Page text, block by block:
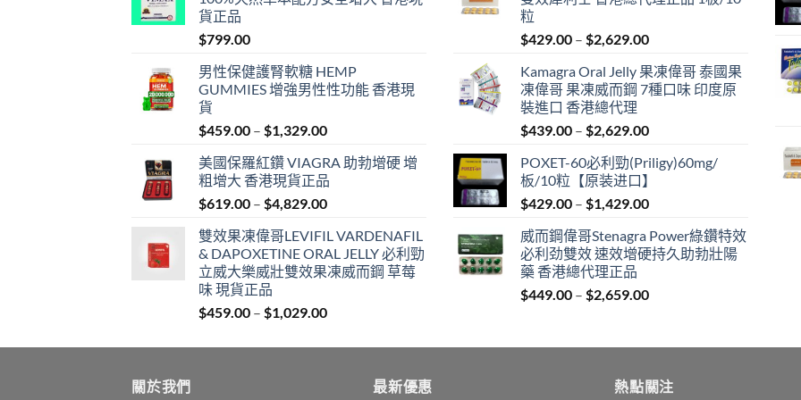
貨正品
$799.00
男性保健護腎軟糖 HEMP
GUMMIES 增強男性性功能 香港現
貨
$459.00 – $1,329.00Price
$459.00
through
$1,329.00
美國保羅紅鑽 VIAGRA 助勃增硬 增
粗增大 香港現貨正品
$619.00 – $4,829.00Price
$619.00
through
$4,829.00
雙效果凍偉哥LEVIFIL VARDENAFIL
& DAPOXETINE ORAL JELLY 必利勁
立威大樂威壯雙效果凍威而鋼 草莓
味 現貨正品
$459.00 – $1,029.00Price
$459.00
$1,029.00
粒
$429.00 – $2,629.00Price
$429.00
through
Kamagra Oral Jelly 果凍偉哥 泰國果
凍偉哥 果凍威而鋼 7種口味 印度原
裝進口 香港總代理
$439.00 – $2,629.00Price
$439.00
$2,629.00
POXET-60必利勁(Priligy)60mg/
板/10粒【原装进口】
$429.00 – $1,429.00Price
$429.00
through
威而鋼偉哥Stenagra Power綠鑽特效
必利劲雙效 速效增硬持久助勃壯陽
藥 香港總代理正品
$449.00 – $2,659.00Price
through
關於我們
最新優惠 熱點關注